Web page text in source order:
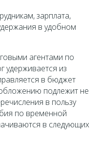
зарплата,
в удобном
агентами по
удерживается из
в бюджет
подлежит не
в пользу
по временной
в следующих